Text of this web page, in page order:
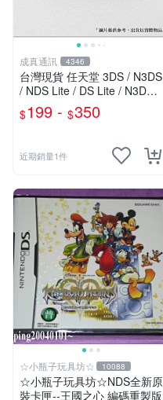
成真通訊 4346
台灣現貨 任天堂 3DS / N3DS
/ NDS Lite / DS Lite / N3DSL
主機內置電池 歡迎自取
$199 - $350
近期銷量1件
☆小瓶子玩具坊☆ 10088
☆小瓶子玩具坊☆NDS全新原
裝卡匣--王國之心 編碼重製版